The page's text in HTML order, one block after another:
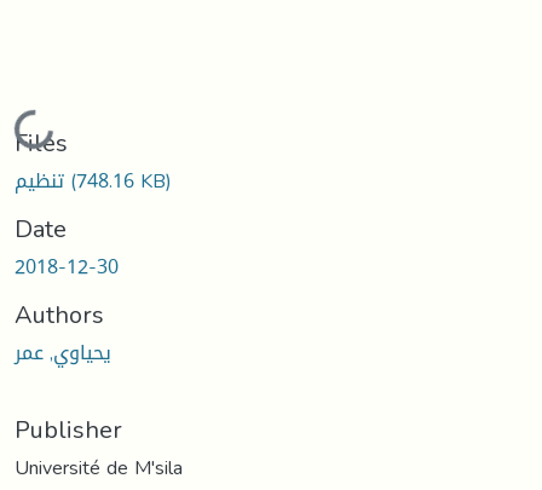
Loading...
Files
(748.16 KB)
Date
2018-12-30
Authors
يحياوي, عمر
Publisher
Université de M'sila